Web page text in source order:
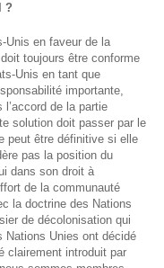
?
Unis en faveur de la
toujours être conforme
Unis en tant que
importante,
de la partie
solution doit passer par le
peut être définitive si elle
pas la position du
dans son droit à
de la communauté
la doctrine des Nations
de décolonisation qui
Nations Unies ont décidé
clairement introduit par